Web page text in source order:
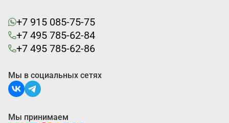
+7 915 085-75-75
+7 495 785-62-84
+7 495 785-62-86
Мы в социальных сетях
Мы принимаем